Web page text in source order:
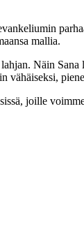
mallia.
Näin Sana
vähäiseksi,
joille